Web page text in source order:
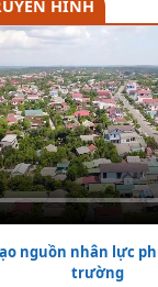
HÌNH
nguồn nhân lực
trường